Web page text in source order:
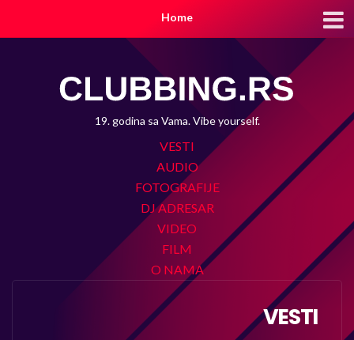
Home
19. godina sa Vama. Vibe yourself.
VESTI
AUDIO
FOTOGRAFIJE
DJ ADRESAR
VIDEO
FILM
O NAMA
VESTI